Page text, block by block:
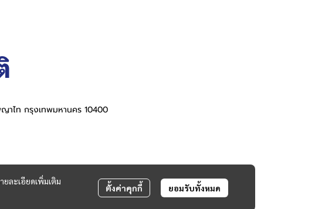
ละเอียดเพิ่มเติม
ตั้งค่าคุกกี้ ยอมรับทั้งหมด
าไท กรุงเทพมหานคร 10400